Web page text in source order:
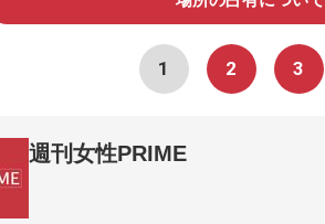
1 2 3
週刊女性PRIME